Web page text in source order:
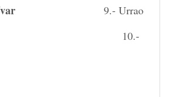
Bolívar 9.- Urrao
10.-